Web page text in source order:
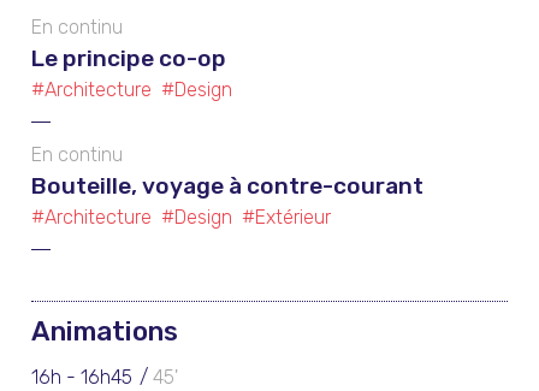
En continu
Le principe co-op
#Architecture #Design
En continu
Bouteille, voyage à contre-courant
#Architecture #Design #Extérieur
Animations
16h - 16h45 45'